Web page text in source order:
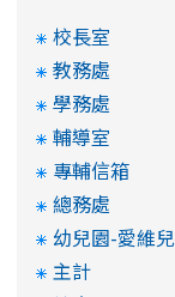
校長室
教務處
學務處
輔導室
專輔信箱
總務處
幼兒園-愛維兒
主計